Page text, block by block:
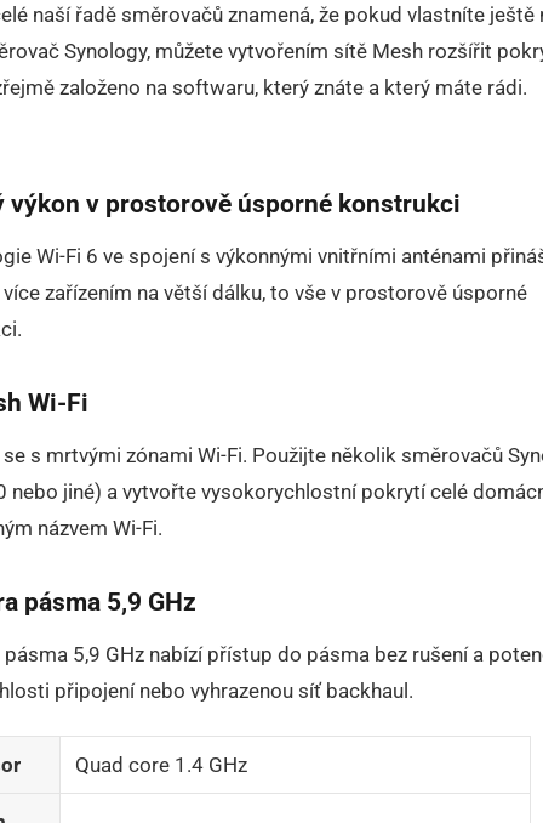
naší řadě směrovačů znamená, že pokud vlastníte ještě
Synology, můžete vytvořením sítě Mesh rozšířit
založeno na softwaru, který znáte a který máte rádi.
výkon v prostorově úsporné konstrukci
Wi-Fi 6 ve spojení s výkonnými vnitřními anténami
zařízením na větší dálku, to vše v prostorově úsporné
Wi-Fi
s mrtvými zónami Wi-Fi. Použijte několik směrovačů
nebo jiné) a vytvořte vysokorychlostní pokrytí celé
názvem Wi-Fi.
pásma 5,9 GHz
5,9 GHz nabízí přístup do pásma bez rušení a
připojení nebo vyhrazenou síť backhaul.
Quad core 1.4 GHz